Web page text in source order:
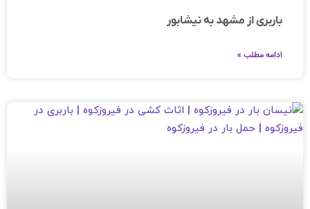
باربری از مشهد به نیشابور
ادامه مطلب »